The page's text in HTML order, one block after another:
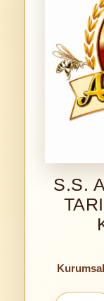
S.S.